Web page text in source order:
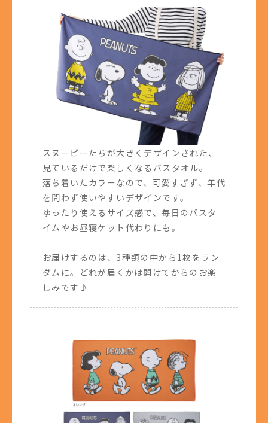
スヌーピーたちが大きくデザインされた、
見ているだけで楽しくなるバスタオル。
落ち着いたカラーなので、可愛すぎず、年代
を問わず使いやすいデザインです。
ゆったり使えるサイズ感で、毎日のバスタ
イムやお昼寝ケット代わりにも。
お届けするのは、3種類の中から1枚をラン
ダムに。どれが届くかは開けてからのお楽
しみです♪